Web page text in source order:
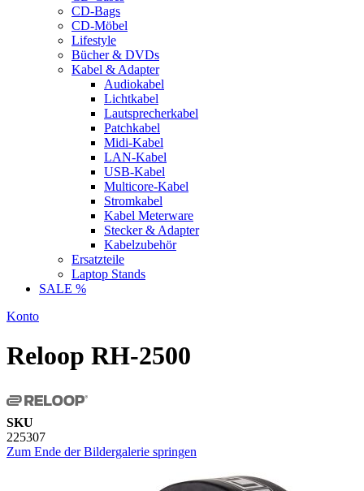
CD-Bags
CD-Möbel
Lifestyle
Bücher & DVDs
Kabel & Adapter
Audiokabel
Lichtkabel
Lautsprecherkabel
Patchkabel
Midi-Kabel
LAN-Kabel
USB-Kabel
Multicore-Kabel
Stromkabel
Kabel Meterware
Stecker & Adapter
Kabelzubehör
Ersatzteile
Laptop Stands
SALE %
Konto
Reloop RH-2500
SKU
225307
Zum Ende der Bildergalerie springen